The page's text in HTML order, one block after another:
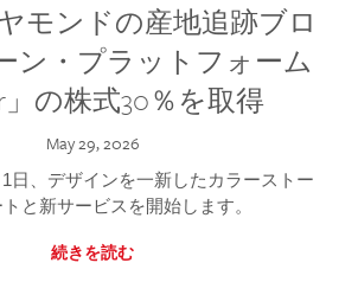
モンドの産地追跡ブロ
ン・プラットフォーム
」の株式30％を取得
May 29, 2026
日、デザインを一新したカラーストー
と新サービスを開始します。
続きを読む